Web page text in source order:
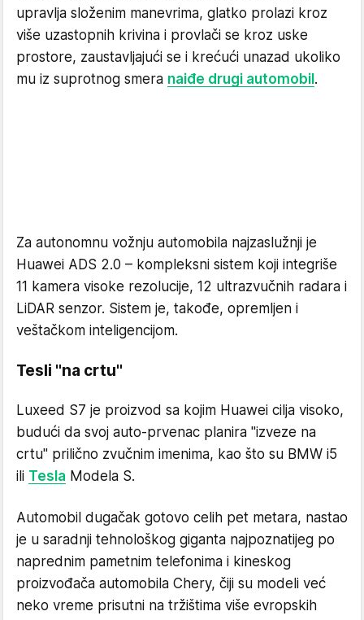
upravlja složenim manevrima, glatko prolazi kroz
više uzastopnih krivina i provlači se kroz uske
prostore, zaustavljajući se i krećući unazad ukoliko
mu iz suprotnog smera naiđe drugi automobil.
Za autonomnu vožnju automobila najzaslužnji je
Huawei ADS 2.0 – kompleksni sistem koji integriše
11 kamera visoke rezolucije, 12 ultrazvučnih radara i
LiDAR senzor. Sistem je, takođe, opremljen i
veštačkom inteligencijom.
Tesli "na crtu"
Luxeed S7 je proizvod sa kojim Huawei cilja visoko,
budući da svoj auto-prvenac planira "izveze na
crtu" prilično zvučnim imenima, kao što su BMW i5
ili Tesla Modela S.
Automobil dugačak gotovo celih pet metara, nastao
je u saradnji tehnološkog giganta najpoznatijeg po
naprednim pametnim telefonima i kineskog
proizvođača automobila Chery, čiji su modeli već
neko vreme prisutni na tržištima više evropskih